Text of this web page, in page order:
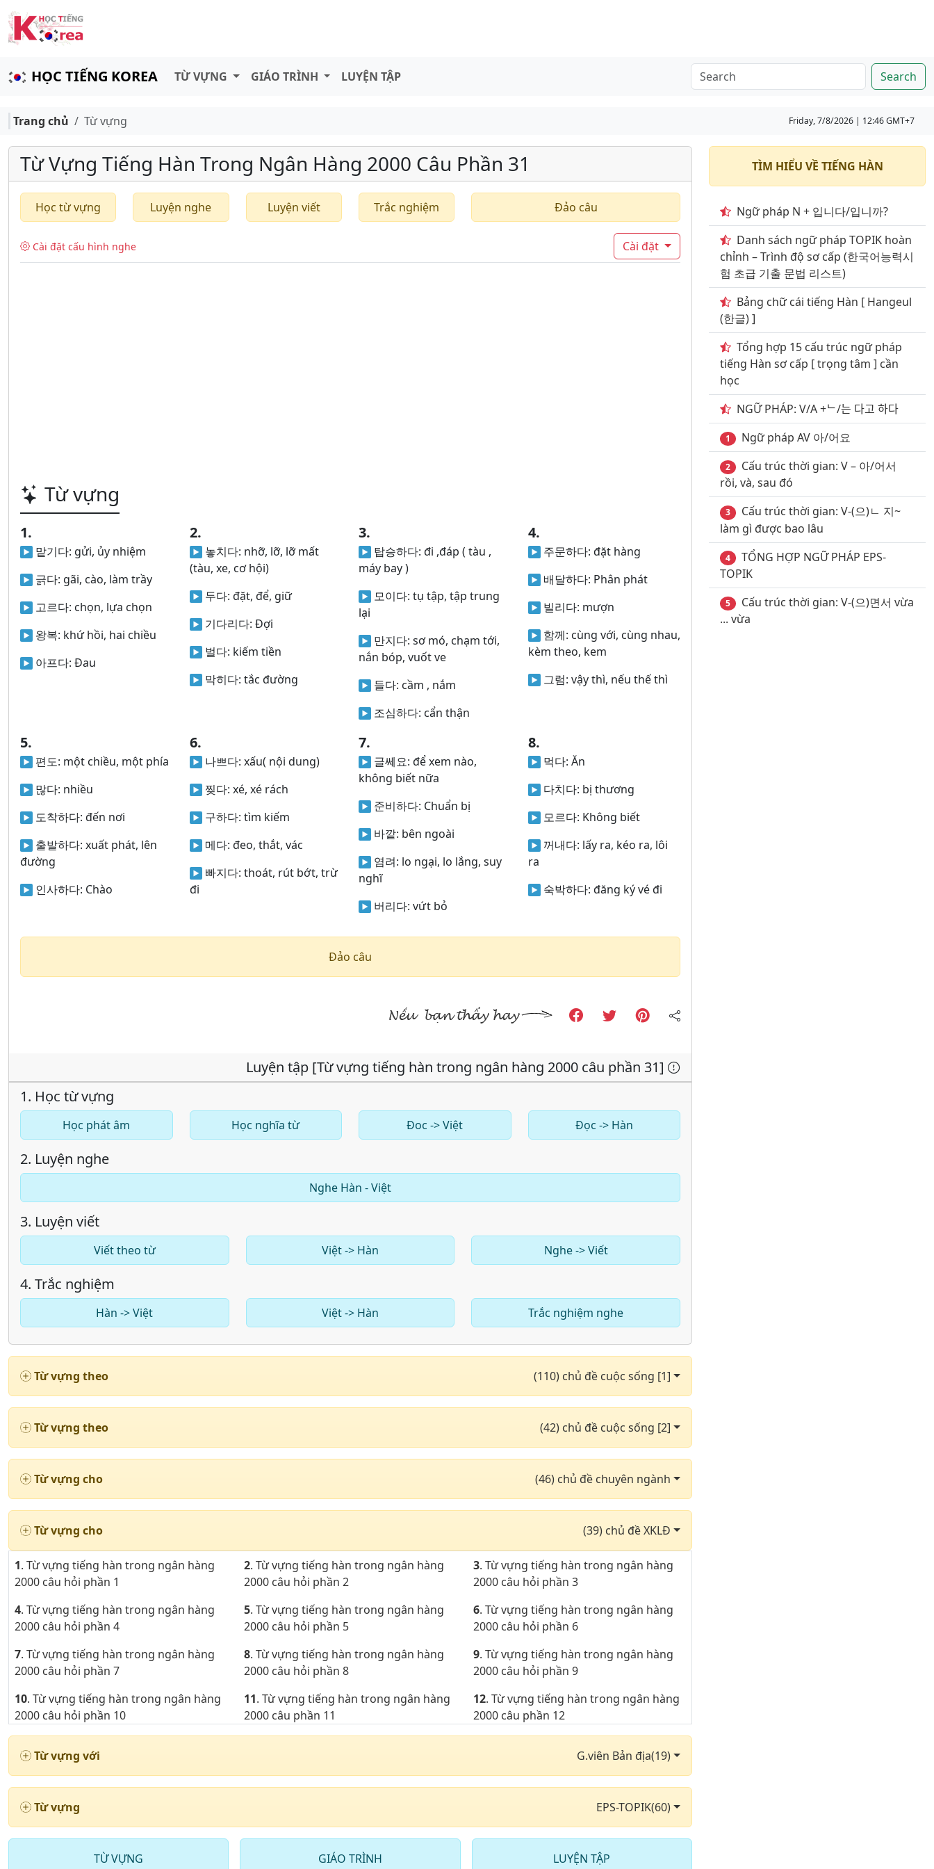
HỌC TIẾNG KOREA TỪ VỰNG GIÁO TRÌNH LUYỆN TẬP Search
Trang chủ Từ vựng Friday, 7/8/2026 | 12:46 GMT+7
Từ Vựng Tiếng Hàn Trong Ngân Hàng 2000 Câu Phần 31
Học từ vựng Luyện nghe Luyện viết Trắc nghiệm Đảo câu
Cài đặt cấu hình nghe Cài đặt
Từ vựng
1.
맡기다: gửi, ủy nhiệm
긁다: gãi, cào, làm trầy
고르다: chọn, lựa chọn
왕복: khứ hồi, hai chiều
아프다: Đau
2.
놓치다: nhỡ, lỡ, lỡ mất
(tàu, xe, cơ hội)
두다: đặt, để, giữ
기다리다: Đợi
벌다: kiếm tiền
막히다: tắc đường
3.
탑승하다: đi ,đáp ( tàu ,
máy bay )
모이다: tụ tập, tập trung
lại
만지다: sơ mó, chạm tới,
nắn bóp, vuốt ve
들다: cầm , nắm
조심하다: cẩn thận
4.
주문하다: đặt hàng
배달하다: Phân phát
빌리다: mượn
함께: cùng với, cùng nhau,
kèm theo, kem
그럼: vậy thì, nếu thế thì
5.
편도: một chiều, một phía
많다: nhiều
도착하다: đến nơi
출발하다: xuất phát, lên
đường
인사하다: Chào
6.
나쁘다: xấu( nội dung)
찢다: xé, xé rách
구하다: tìm kiếm
메다: đeo, thắt, vác
빠지다: thoát, rút bớt, trừ
đi
7.
글쎄요: để xem nào,
không biết nữa
준비하다: Chuẩn bị
바깥: bên ngoài
염려: lo ngại, lo lắng, suy
nghĩ
버리다: vứt bỏ
8.
먹다: Ăn
다치다: bị thương
모르다: Không biết
꺼내다: lấy ra, kéo ra, lôi
ra
숙박하다: đăng ký vé đi
Đảo câu
Luyện tập [Từ vựng tiếng hàn trong ngân hàng 2000 câu phần 31]
1. Học từ vựng
Học phát âm Học nghĩa từ Đoc -> Việt Đọc -> Hàn
2. Luyện nghe
Nghe Hàn - Việt
3. Luyện viết
Viết theo từ Việt -> Hàn Nghe -> Viết
4. Trắc nghiệm
Hàn -> Việt Việt -> Hàn Trắc nghiệm nghe
Từ vựng theo (110) chủ đề cuộc sống [1]
Từ vựng theo (42) chủ đề cuộc sống [2]
Từ vựng cho (46) chủ đề chuyên ngành
Từ vựng cho (39) chủ đề XKLĐ
1. Từ vựng tiếng hàn trong ngân hàng
2000 câu hỏi phần 1
2. Từ vựng tiếng hàn trong ngân hàng
2000 câu hỏi phần 2
3. Từ vựng tiếng hàn trong ngân hàng
2000 câu hỏi phần 3
4. Từ vựng tiếng hàn trong ngân hàng
2000 câu hỏi phần 4
5. Từ vựng tiếng hàn trong ngân hàng
2000 câu hỏi phần 5
6. Từ vựng tiếng hàn trong ngân hàng
2000 câu hỏi phần 6
7. Từ vựng tiếng hàn trong ngân hàng
2000 câu hỏi phần 7
8. Từ vựng tiếng hàn trong ngân hàng
2000 câu hỏi phần 8
9. Từ vựng tiếng hàn trong ngân hàng
2000 câu hỏi phần 9
10. Từ vựng tiếng hàn trong ngân hàng
2000 câu hỏi phần 10
11. Từ vựng tiếng hàn trong ngân hàng
2000 câu phần 11
12. Từ vựng tiếng hàn trong ngân hàng
2000 câu phần 12
2000 câu phần 13
16. Từ vựng tiếng hàn trong ngân hàng
2000 câu phần 16
17. Từ vựng tiếng hàn trong ngân hàng
18. Từ vựng tiếng hàn ở ngân hàng 2000
19. Từ vựng tiếng hàn ở ngân hàng 2000
20. Từ vựng tiếng hàn trong ngân hàng
2000 câu phần 20
21. Từ vựng tiếng hàn trong ngân hàng
Từ vựng với G.viên Bản địa(19)
Từ vựng EPS-TOPIK(60)
TỪ VỰNG GIÁO TRÌNH LUYỆN TẬP
TÌM HIỂU VỀ TIẾNG HÀN
Ngữ pháp N + 입니다/입니까?
Danh sách ngữ pháp TOPIK hoàn
chỉnh – Trình độ sơ cấp (한국어능력시
험 초급 기출 문법 리스트)
Bảng chữ cái tiếng Hàn [ Hangeul
(한글) ]
Tổng hợp 15 cấu trúc ngữ pháp
tiếng Hàn sơ cấp [ trọng tâm ] cần
học
NGỮ PHÁP: V/A +ᄂ/는 다고 하다
1 Ngữ pháp AV 아/어요
2
Cấu trúc thời gian: V – 아/어서
rồi, và, sau đó
3
Cấu trúc thời gian: V-(으)ㄴ 지~
làm gì được bao lâu
4
TỔNG HỢP NGỮ PHÁP EPS-
TOPIK
5
Cấu trúc thời gian: V-(으)면서 vừa
... vừa